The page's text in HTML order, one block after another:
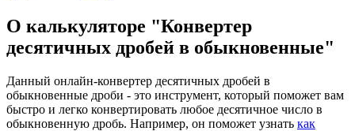
О калькуляторе "Конвертер
десятичных дробей в обыкновенные"
Данный онлайн-конвертер десятичных дробей в
обыкновенные дроби - это инструмент, который поможет вам
быстро и легко конвертировать любое десятичное число в
обыкновенную дробь. Например, он поможет узнать как